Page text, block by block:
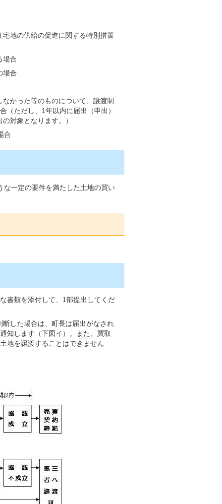
地の供給の促進に関する特別措置
場合
場合
かった等のものについて、譲渡制
（ただし、1年以内に届出（申出）
対象となります。）
合
な一定の要件を満たした土地の買い
書類を添付して、1部提出してくだ
した場合は、町長は届出がなされ
知します（下図イ）。また、買取
地を譲渡することはできません